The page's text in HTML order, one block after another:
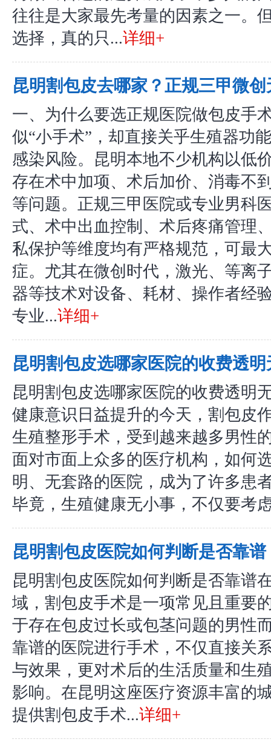
往往是大家最先考量的因素之一。
选择，真的只...详细+
昆明割包皮去哪家？正规三甲微
一、为什么要选正规医院做包皮手
似“小手术”，却直接关乎生殖器功
感染风险。昆明本地不少机构以低
存在术中加项、术后加价、消毒不
等问题。正规三甲医院或专业男科
式、术中出血控制、术后疼痛管理
私保护等维度均有严格规范，可最
症。尤其在微创时代，激光、等离
器等技术对设备、耗材、操作者经
专业...详细+
昆明割包皮选哪家医院的收费透
昆明割包皮选哪家医院的收费透明
健康意识日益提升的今天，割包皮
生殖整形手术，受到越来越多男性
面对市面上众多的医疗机构，如何
明、无套路的医院，成为了许多患
毕竟，生殖健康无小事，不仅要考
昆明割包皮医院如何判断是否靠谱
昆明割包皮医院如何判断是否靠谱
域，割包皮手术是一项常见且重要
于存在包皮过长或包茎问题的男性
靠谱的医院进行手术，不仅直接关
与效果，更对术后的生活质量和生
影响。在昆明这座医疗资源丰富的
提供割包皮手术...详细+